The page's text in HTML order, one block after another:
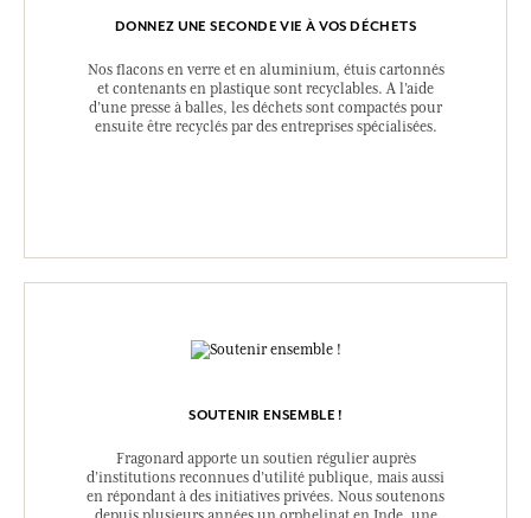
DONNEZ UNE SECONDE VIE À VOS DÉCHETS
Nos flacons en verre et en aluminium, étuis cartonnés
et contenants en plastique sont recyclables. A l’aide
d’une presse à balles, les déchets sont compactés pour
ensuite être recyclés par des entreprises spécialisées.
SOUTENIR ENSEMBLE !
Fragonard apporte un soutien régulier auprès
d’institutions reconnues d’utilité publique, mais aussi
en répondant à des initiatives privées. Nous soutenons